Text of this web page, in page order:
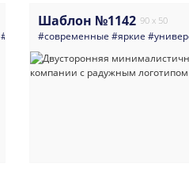
#визитка#министерство
Шаблон №1142 90 x 50
#современные #яркие